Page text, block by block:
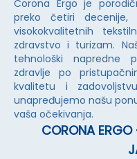
Corona Ergo je
preko četiri decenije,
visokokvalitetnih
zdravstvo i turizam.
tehnološki napredne
zdravlje po
kvalitetu i
unapređujemo našu
vaša očekivanja.
CORONA ERGO